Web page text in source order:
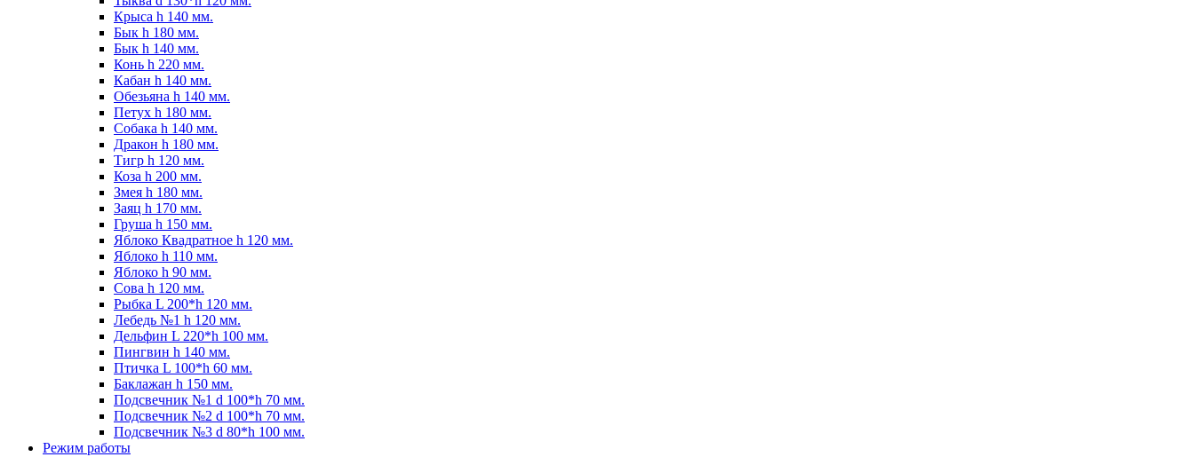
Крыса h 140 мм.
Бык h 180 мм.
Бык h 140 мм.
Конь h 220 мм.
Кабан h 140 мм.
Обезьяна h 140 мм.
Петух h 180 мм.
Собака h 140 мм.
Дракон h 180 мм.
Тигр h 120 мм.
Коза h 200 мм.
Змея h 180 мм.
Заяц h 170 мм.
Груша h 150 мм.
Яблоко Квадратное h 120 мм.
Яблоко h 110 мм.
Яблоко h 90 мм.
Сова h 120 мм.
Рыбка L 200*h 120 мм.
Лебедь №1 h 120 мм.
Дельфин L 220*h 100 мм.
Пингвин h 140 мм.
Птичка L 100*h 60 мм.
Баклажан h 150 мм.
Подсвечник №1 d 100*h 70 мм.
Подсвечник №2 d 100*h 70 мм.
Подсвечник №3 d 80*h 100 мм.
Режим работы